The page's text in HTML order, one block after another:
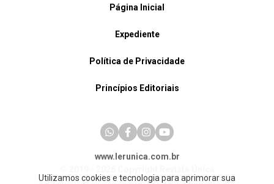
Página Inicial
Expediente
Política de Privacidade
Princípios Editoriais
www.lerunica.com.br
Utilizamos cookies e tecnologia para aprimorar sua